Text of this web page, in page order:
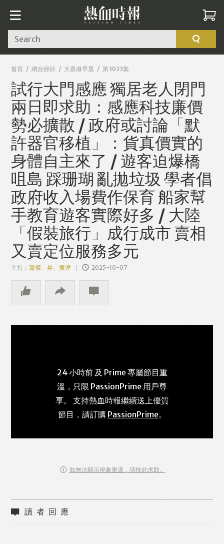
Search
首頁 網台節目 大香港早晨 第3033集
試行大門感應 獨居老人閉門
兩日即求助：感應科技廉價
勢必擴散 / 政府或討論「默
許器官移植」：貨真價實的
身體自主來了 / 遊客迫爆橋
咀島 踩珊瑚 亂拋垃圾 學者倡
政府收入場費作保育 船家幫
手教育遊客實際好多 / 大陸
「假裝旅行」成行成市 賣相
又賣定位服務多元
主持：蕭傑、昇、振達 2025-10-07
24 小時前 及 Prime 專屬節目重
溫，只限 PassionPrime 用戶尊
享。 支持熱血時報繼續送上優質
節目，請訂購 PassionPrime。
如無法顯示視象重溫，請按此求助。
讀者回應